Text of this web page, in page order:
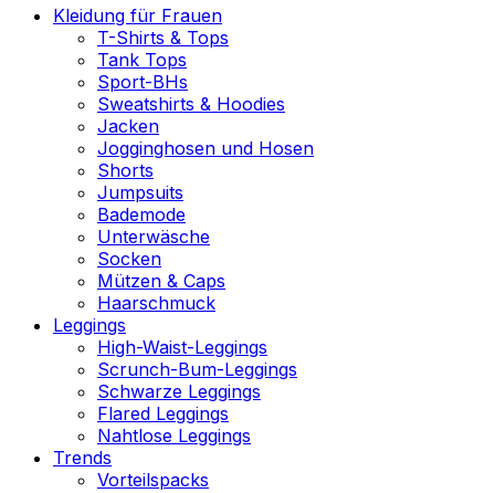
Kleidung für Frauen
T-Shirts & Tops
Tank Tops
Sport-BHs
Sweatshirts & Hoodies
Jacken
Jogginghosen und Hosen
Shorts
Jumpsuits
Bademode
Unterwäsche
Socken
Mützen & Caps
Haarschmuck
Leggings
High-Waist-Leggings
Scrunch-Bum-Leggings
Schwarze Leggings
Flared Leggings
Nahtlose Leggings
Trends
Vorteilspacks